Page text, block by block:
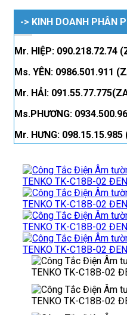
-> KINH DOANH PHÂN
Mr. HIỆP: 090.218.72.74
Ms. YÊN: 0986.501.911
Mr. HẢI:
Ms.PHƯƠNG:
Mr. HƯNG: 098.15.15.985